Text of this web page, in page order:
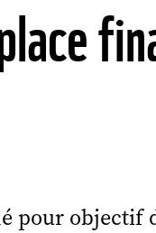
pour objectif